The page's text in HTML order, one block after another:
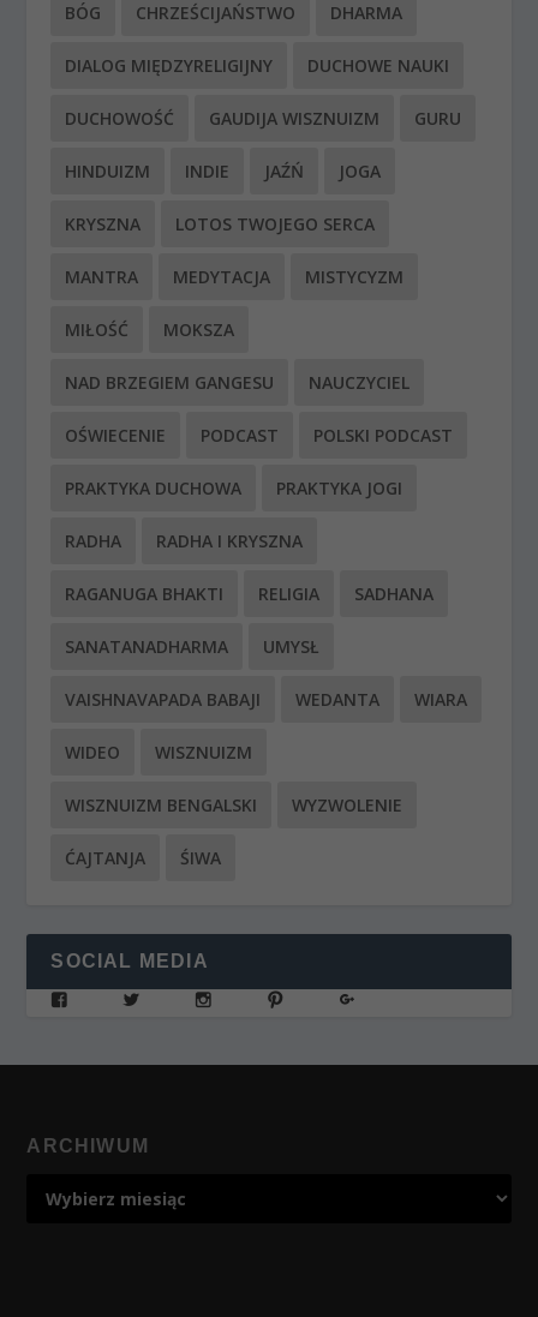
BÓG CHRZEŚCIJAŃSTWO DHARMA
DIALOG MIĘDZYRELIGIJNY DUCHOWE NAUKI
DUCHOWOŚĆ GAUDIJA WISZNUIZM GURU
HINDUIZM INDIE JAŹŃ JOGA
KRYSZNA LOTOS TWOJEGO SERCA
MANTRA MEDYTACJA MISTYCYZM
MIŁOŚĆ MOKSZA
NAD BRZEGIEM GANGESU NAUCZYCIEL
OŚWIECENIE PODCAST POLSKI PODCAST
PRAKTYKA DUCHOWA PRAKTYKA JOGI
RADHA RADHA I KRYSZNA
RAGANUGA BHAKTI RELIGIA SADHANA
SANATANADHARMA UMYSŁ
VAISHNAVAPADA BABAJI WEDANTA WIARA
WIDEO WISZNUIZM
WISZNUIZM BENGALSKI WYZWOLENIE
ĆAJTANJA ŚIWA
SOCIAL MEDIA
ARCHIWUM